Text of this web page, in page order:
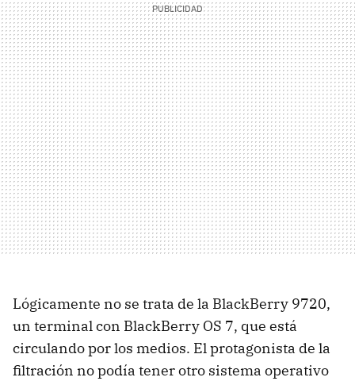
Lógicamente no se trata de la BlackBerry 9720,
un terminal con BlackBerry OS 7, que está
circulando por los medios. El protagonista de la
filtración no podía tener otro sistema operativo